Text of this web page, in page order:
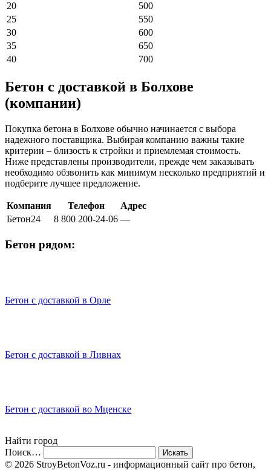
20
500
25
550
30
600
35
650
40
700
Бетон с доставкой в Болхове
(компании)
Покупка бетона в Болхове обычно начинается с выбора
надежного поставщика. Выбирая компанию важны такие
критерии – близость к стройки и приемлемая стоимость.
Ниже представлены производители, прежде чем заказывать
необходимо обзвонить как минимум несколько предприятий и
подберите лучшее предложение.
Компания Телефон
Адрес
Бетон24
8 800 200-24-06 —
Бетон рядом:
Бетон с доставкой в Орле
Бетон с доставкой в Ливнах
Бетон с доставкой во Мценске
Найти город
Поиск…
© 2026 StroyBetonVoz.ru - информационный сайт про бетон,